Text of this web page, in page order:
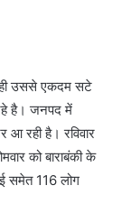
उससे एकदम सटे
है। जनपद में
आ रही है। रविवार
को बाराबंकी के
समेत 116 लोग